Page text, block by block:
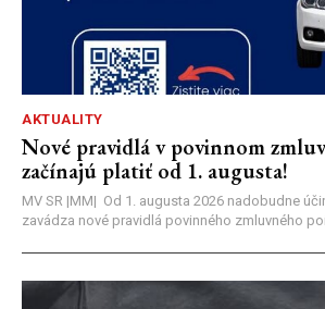
AKTUALITY
Nové pravidlá v povinnom
začínajú platiť od 1. augusta!
MV SR |MM| Od 1. augusta 2026 nadobudne
zavádza nové pravidlá povinného zmluvného